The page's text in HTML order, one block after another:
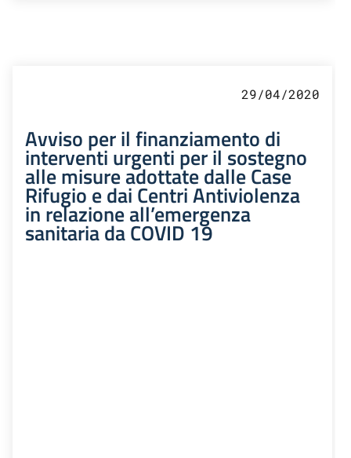
29/04/2020
Avviso per il finanziamento di
interventi urgenti per il sostegno
alle misure adottate dalle Case
Rifugio e dai Centri Antiviolenza
in relazione all’emergenza
sanitaria da COVID 19